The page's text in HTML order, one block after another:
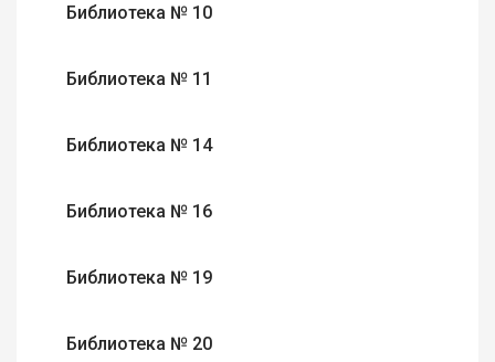
Библиотека № 10
Библиотека № 11
Библиотека № 14
Библиотека № 16
Библиотека № 19
Библиотека № 20